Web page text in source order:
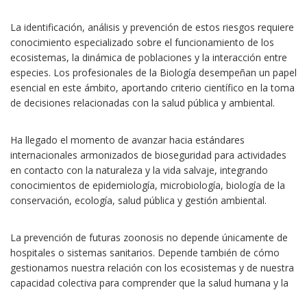
La identificación, análisis y prevención de estos riesgos requiere
conocimiento especializado sobre el funcionamiento de los
ecosistemas, la dinámica de poblaciones y la interacción entre
especies. Los profesionales de la Biología desempeñan un papel
esencial en este ámbito, aportando criterio científico en la toma
de decisiones relacionadas con la salud pública y ambiental.
Ha llegado el momento de avanzar hacia estándares
internacionales armonizados de bioseguridad para actividades
en contacto con la naturaleza y la vida salvaje, integrando
conocimientos de epidemiología, microbiología, biología de la
conservación, ecología, salud pública y gestión ambiental.
La prevención de futuras zoonosis no depende únicamente de
hospitales o sistemas sanitarios. Depende también de cómo
gestionamos nuestra relación con los ecosistemas y de nuestra
capacidad colectiva para comprender que la salud humana y la